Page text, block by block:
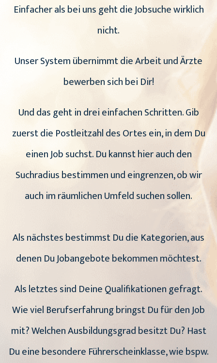
Einfacher als bei uns geht die Jobsuche wirklich
nicht.
Unser System übernimmt die Arbeit und Ärzte
bewerben sich bei Dir!
Und das geht in drei einfachen Schritten. Gib
zuerst die Postleitzahl des Ortes ein, in dem Du
einen Job suchst. Du kannst hier auch den
Suchradius bestimmen und eingrenzen, ob wir
auch im räumlichen Umfeld suchen sollen.
Als nächstes bestimmst Du die Kategorien, aus
denen Du Jobangebote bekommen möchtest.
Als letztes sind Deine Qualifikationen gefragt.
Wie viel Berufserfahrung bringst Du für den Job
mit? Welchen Ausbildungsgrad besitzt Du? Hast
Du eine besondere Führerscheinklasse, wie bspw.